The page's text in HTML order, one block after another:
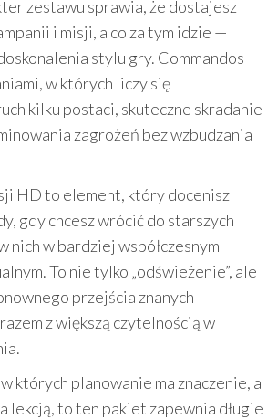
zestawu sprawia, że dostajesz
i misji, a co za tym idzie —
stylu gry. Commandos
w których liczy się
kilku postaci, skuteczne skradanie
zagrożeń bez wzbudzania
HD to element, który docenisz
gdy chcesz wrócić do starszych
nich w bardziej współczesnym
To nie tylko „odświeżenie”, ale
przejścia znanych
z większą czytelnością w
których planowanie ma znaczenie, a
lekcją, to ten pakiet zapewnia długie